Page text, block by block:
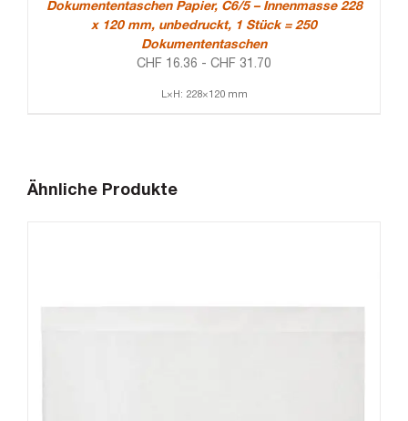
Dokumententaschen Papier, C6/5 – Innenmasse 228
x 120 mm, unbedruckt, 1 Stück = 250
Dokumententaschen
CHF 16.36 - CHF 31.70
L×H: 228×120 mm
Ähnliche Produkte